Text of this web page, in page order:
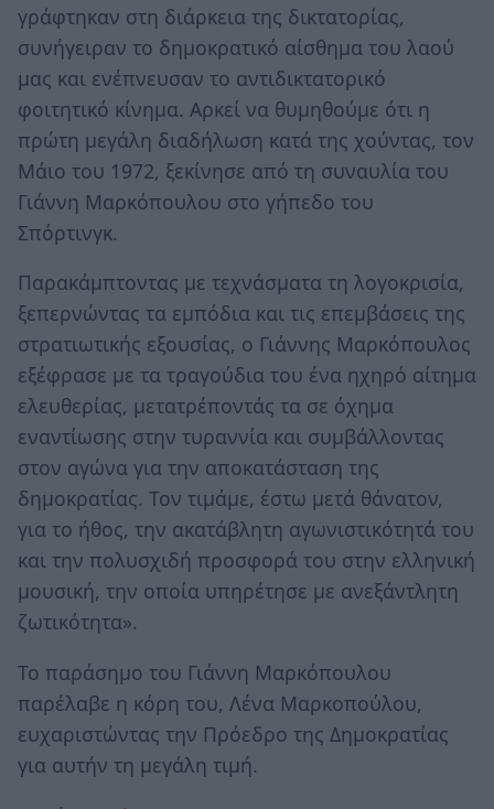
γράφτηκαν στη διάρκεια της δικτατορίας,
συνήγειραν το δημοκρατικό αίσθημα του λαού
μας και ενέπνευσαν το αντιδικτατορικό
φοιτητικό κίνημα. Αρκεί να θυμηθούμε ότι η
πρώτη μεγάλη διαδήλωση κατά της χούντας, τον
Μάιο του 1972, ξεκίνησε από τη συναυλία του
Γιάννη Μαρκόπουλου στο γήπεδο του
Σπόρτινγκ.
Παρακάμπτοντας με τεχνάσματα τη λογοκρισία,
ξεπερνώντας τα εμπόδια και τις επεμβάσεις της
στρατιωτικής εξουσίας, ο Γιάννης Μαρκόπουλος
εξέφρασε με τα τραγούδια του ένα ηχηρό αίτημα
ελευθερίας, μετατρέποντάς τα σε όχημα
εναντίωσης στην τυραννία και συμβάλλοντας
στον αγώνα για την αποκατάσταση της
δημοκρατίας. Τον τιμάμε, έστω μετά θάνατον,
για το ήθος, την ακατάβλητη αγωνιστικότητά του
και την πολυσχιδή προσφορά του στην ελληνική
μουσική, την οποία υπηρέτησε με ανεξάντλητη
ζωτικότητα».
Το παράσημο του Γιάννη Μαρκόπουλου
παρέλαβε η κόρη του, Λένα Μαρκοπούλου,
ευχαριστώντας την Πρόεδρο της Δημοκρατίας
για αυτήν τη μεγάλη τιμή.